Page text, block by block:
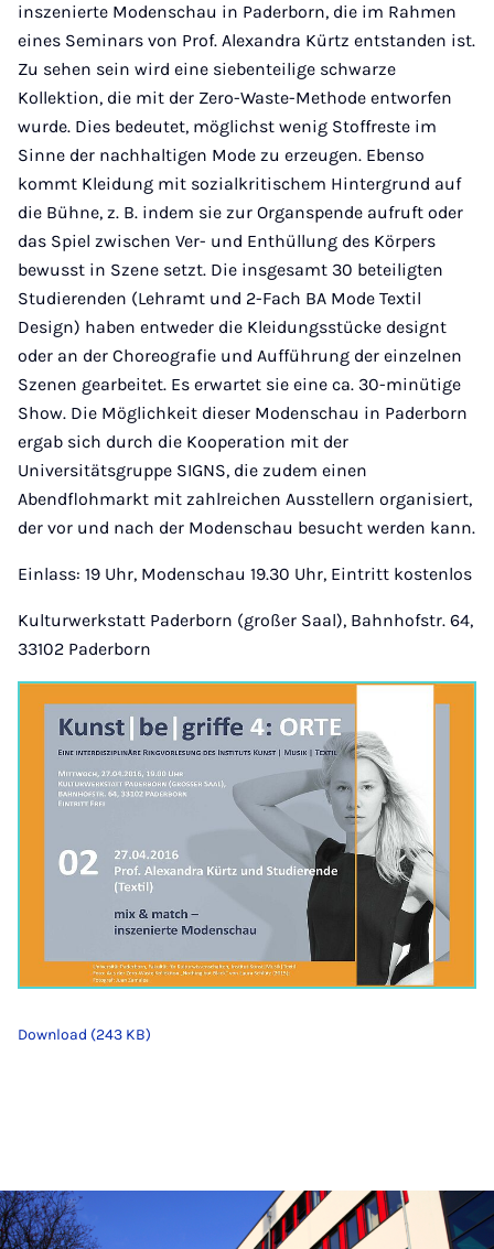
inszenierte Modenschau in Paderborn, die im Rahmen
eines Seminars von Prof. Alexandra Kürtz entstanden ist.
Zu sehen sein wird eine siebenteilige schwarze
Kollektion, die mit der Zero-Waste-Methode entworfen
wurde. Dies bedeutet, möglichst wenig Stoffreste im
Sinne der nachhaltigen Mode zu erzeugen. Ebenso
kommt Kleidung mit sozialkritischem Hintergrund auf
die Bühne, z. B. indem sie zur Organspende aufruft oder
das Spiel zwischen Ver- und Enthüllung des Körpers
bewusst in Szene setzt. Die insgesamt 30 beteiligten
Studierenden (Lehramt und 2-Fach BA Mode Textil
Design) haben entweder die Kleidungsstücke designt
oder an der Choreografie und Aufführung der einzelnen
Szenen gearbeitet. Es erwartet sie eine ca. 30-minütige
Show. Die Möglichkeit dieser Modenschau in Paderborn
ergab sich durch die Kooperation mit der
Universitätsgruppe SIGNS, die zudem einen
Abendflohmarkt mit zahlreichen Ausstellern organisiert,
der vor und nach der Modenschau besucht werden kann.
Einlass: 19 Uhr, Modenschau 19.30 Uhr, Eintritt kostenlos
Kulturwerkstatt Paderborn (großer Saal), Bahnhofstr. 64,
33102 Paderborn
Download (243 KB)